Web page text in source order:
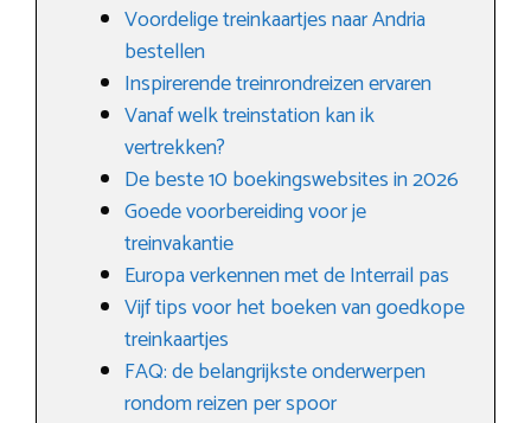
Voordelige treinkaartjes naar Andria
bestellen
Inspirerende treinrondreizen ervaren
Vanaf welk treinstation kan ik
vertrekken?
De beste 10 boekingswebsites in 2026
Goede voorbereiding voor je
treinvakantie
Europa verkennen met de Interrail pas
Vijf tips voor het boeken van goedkope
treinkaartjes
FAQ: de belangrijkste onderwerpen
rondom reizen per spoor